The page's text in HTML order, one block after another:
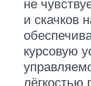
не
и скачков
курсовую
лёгкостью